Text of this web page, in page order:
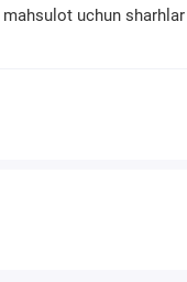
mahsulot uchun sharhlar